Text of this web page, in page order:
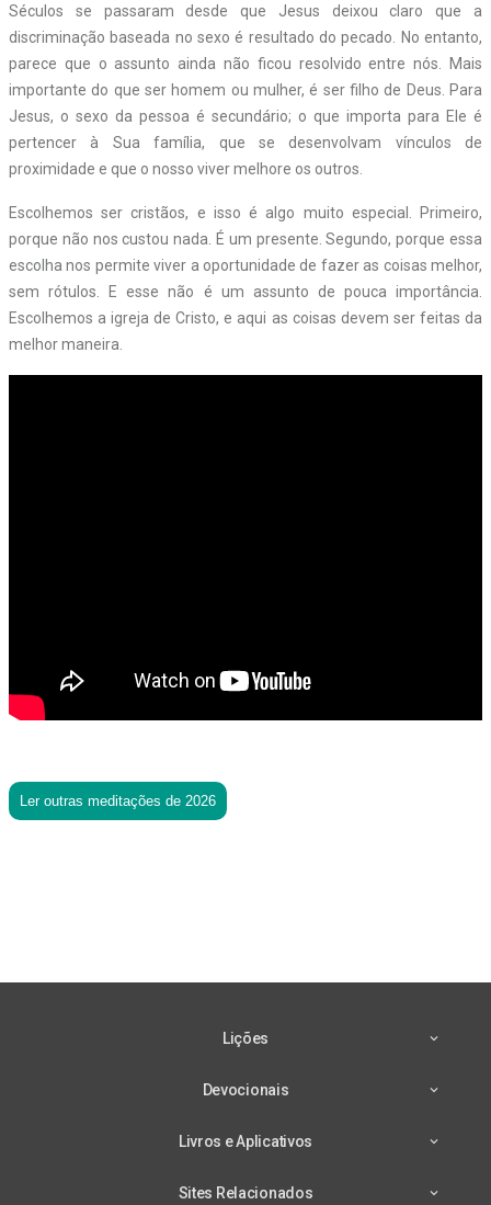
Séculos se passaram desde que Jesus deixou claro que a
discriminação baseada no sexo é resultado do pecado. No entanto,
parece que o assunto ainda não ficou resolvido entre nós. Mais
importante do que ser homem ou mulher, é ser filho de Deus. Para
Jesus, o sexo da pessoa é secundário; o que importa para Ele é
pertencer à Sua família, que se desenvolvam vínculos de
proximidade e que o nosso viver melhore os outros.
Escolhemos ser cristãos, e isso é algo muito especial. Primeiro,
porque não nos custou nada. É um presente. Segundo, porque essa
escolha nos permite viver a oportunidade de fazer as coisas melhor,
sem rótulos. E esse não é um assunto de pouca importância.
Escolhemos a igreja de Cristo, e aqui as coisas devem ser feitas da
melhor maneira.
Ler outras meditações de 2026
Lições
Devocionais
Livros e Aplicativos
Sites Relacionados